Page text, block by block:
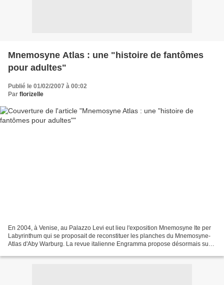
Mnemosyne Atlas : une "histoire de fantômes
pour adultes"
Publié le 01/02/2007 à 00:02
Par florizelle
En 2004, à Venise, au Palazzo Levi eut lieu l'exposition Mnemosyne Ite per
Labyrinthum qui se proposait de reconstituer les planches du Mnemosyne-
Atlas d'Aby Warburg. La revue italienne Engramma propose désormais sur